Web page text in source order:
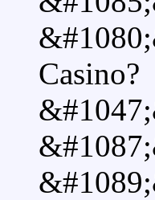
Casino?